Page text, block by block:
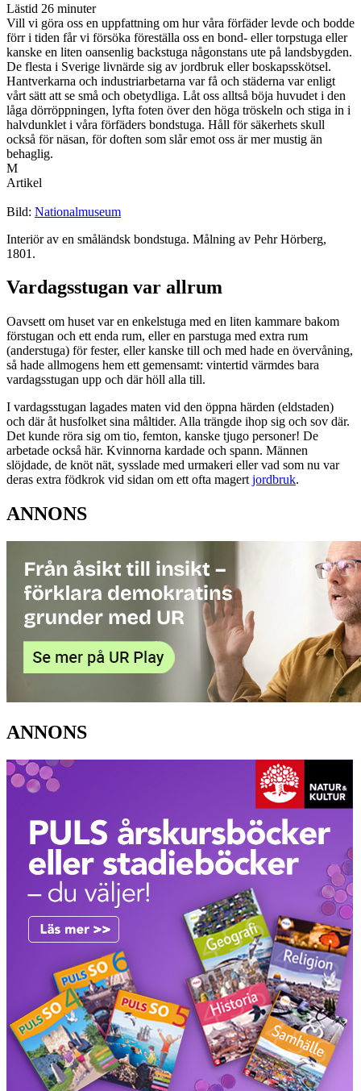
Lästid 26 minuter
Vill vi göra oss en uppfattning om hur våra förfäder levde och bodde
förr i tiden får vi försöka föreställa oss en bond- eller torpstuga eller
kanske en liten oansenlig backstuga någonstans ute på landsbygden.
De flesta i Sverige livnärde sig av jordbruk eller boskapsskötsel.
Hantverkarna och industriarbetarna var få och städerna var enligt
vårt sätt att se små och obetydliga. Låt oss alltså böja huvudet i den
låga dörröppningen, lyfta foten över den höga tröskeln och stiga in i
halvdunklet i våra förfäders bondstuga. Håll för säkerhets skull
också för näsan, för doften som slår emot oss är mer mustig än
behaglig.
M
Artikel
Bild: Nationalmuseum
Interiör av en småländsk bondstuga. Målning av Pehr Hörberg,
1801.
Vardagsstugan var allrum
Oavsett om huset var en enkelstuga med en liten kammare bakom
förstugan och ett enda rum, eller en parstuga med extra rum
(anderstuga) för fester, eller kanske till och med hade en övervåning,
så hade allmogens hem ett gemensamt: vintertid värmdes bara
vardagsstugan upp och där höll alla till.
I vardagsstugan lagades maten vid den öppna härden (eldstaden)
och där åt husfolket sina måltider. Alla trängde ihop sig och sov där.
Det kunde röra sig om tio, femton, kanske tjugo personer! De
arbetade också här. Kvinnorna kardade och spann. Männen
slöjdade, de knöt nät, sysslade med urmakeri eller vad som nu var
deras extra födkrok vid sidan om ett ofta magert jordbruk.
ANNONS
ANNONS